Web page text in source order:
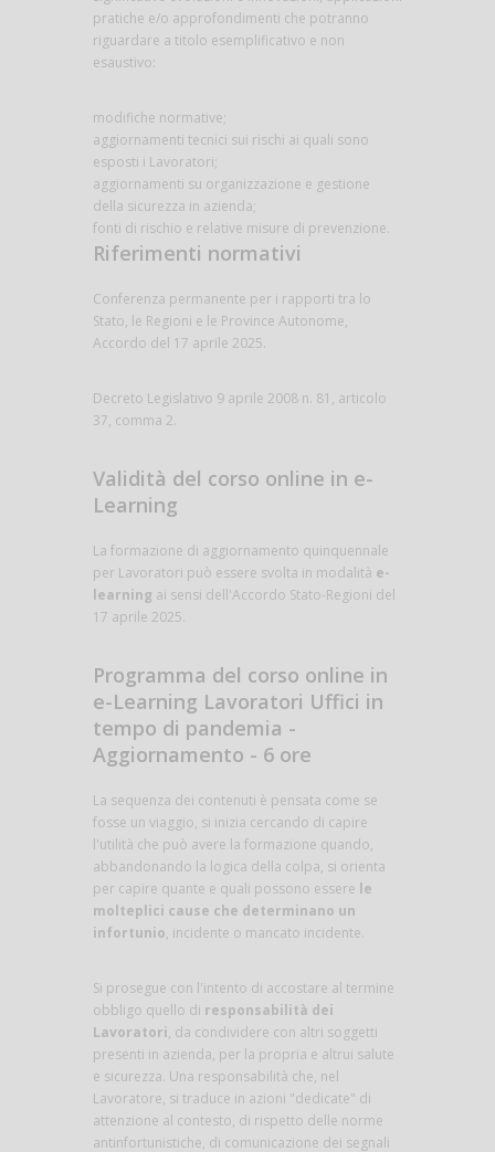
pratiche e/o approfondimenti che potranno
riguardare a titolo esemplificativo e non
esaustivo:
modifiche normative;
aggiornamenti tecnici sui rischi ai quali sono
esposti i Lavoratori;
aggiornamenti su organizzazione e gestione
della sicurezza in azienda;
fonti di rischio e relative misure di prevenzione.
Riferimenti normativi
Conferenza permanente per i rapporti tra lo
Stato, le Regioni e le Province Autonome,
Accordo del 17 aprile 2025.
Decreto Legislativo 9 aprile 2008 n. 81, articolo
37, comma 2.
Validità del corso online in e-
Learning
La formazione di aggiornamento quinquennale
per Lavoratori può essere svolta in modalità e-
learning ai sensi dell'Accordo Stato-Regioni del
17 aprile 2025.
Programma del corso online in
e-Learning Lavoratori Uffici in
tempo di pandemia -
Aggiornamento - 6 ore
La sequenza dei contenuti è pensata come se
fosse un viaggio, si inizia cercando di capire
l'utilità che può avere la formazione quando,
abbandonando la logica della colpa, si orienta
per capire quante e quali possono essere le
molteplici cause che determinano un
infortunio, incidente o mancato incidente.
Si prosegue con l'intento di accostare al termine
obbligo quello di responsabilità dei
Lavoratori, da condividere con altri soggetti
presenti in azienda, per la propria e altrui salute
e sicurezza. Una responsabilità che, nel
Lavoratore, si traduce in azioni "dedicate" di
attenzione al contesto, di rispetto delle norme
antinfortunistiche, di comunicazione dei segnali